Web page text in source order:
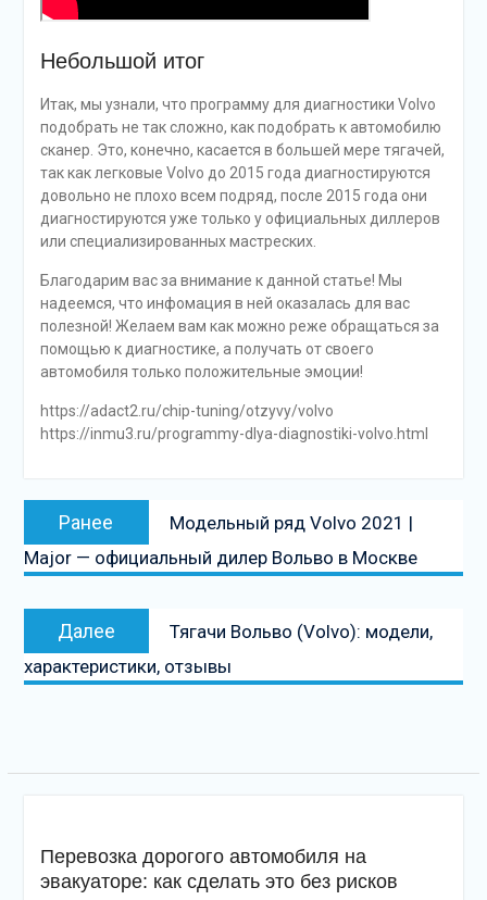
Небольшой итог
Итак, мы узнали, что программу для диагностики Volvo
подобрать не так сложно, как подобрать к автомобилю
сканер. Это, конечно, касается в большей мере тягачей,
так как легковые Volvo до 2015 года диагностируются
довольно не плохо всем подряд, после 2015 года они
диагностируются уже только у официальных диллеров
или специализированных мастреских.
Благодарим вас за внимание к данной статье! Мы
надеемся, что инфомация в ней оказалась для вас
полезной! Желаем вам как можно реже обращаться за
помощью к диагностике, а получать от своего
автомобиля только положительные эмоции!
https://adact2.ru/chip-tuning/otzyvy/volvo
https://inmu3.ru/programmy-dlya-diagnostiki-volvo.html
Навигация
записям
Ранее
Предыдущая
запись:
Модельный ряд Volvo 2021 |
Major — официальный дилер Вольво в Москве
Далее
Следующая
запись
Тягачи Вольво (Volvo): модели,
характеристики, отзывы
Перевозка дорогого автомобиля на
эвакуаторе: как сделать это без рисков